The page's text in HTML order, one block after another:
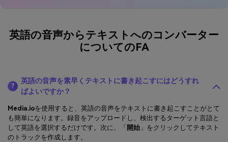
英語の音声からテキストへのコンバーター
についてのFA
?
英語の音声を素早くテキストに書き起こすにはどうすれ
ばよいですか？
Media.ioを使用すると、英語の音声をテキストに書き起こすことがとて
も簡単になります。録音をアップロードし、検出するターゲット言語と
して英語を選択するだけです。次に、「 開始 」をクリックしてテキスト
のトラックを作成します。